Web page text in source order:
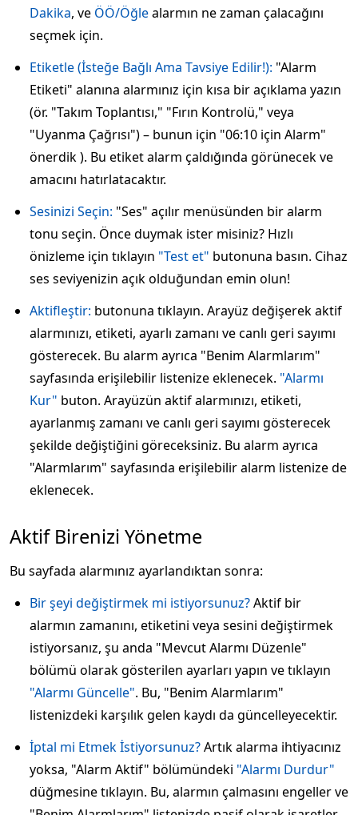
Dakika, ve ÖÖ/Öğlealarmın ne zaman çalacağını
seçmek için.
Etiketle (İsteğe Bağlı Ama Tavsiye Edilir!): "Alarm
Etiketi" alanına alarmınız için kısa bir açıklama yazın
(ör. "Takım Toplantısı," "Fırın Kontrolü," veya
"Uyanma Çağrısı") – bunun için "06:10 için Alarm"
önerdik ). Bu etiket alarm çaldığında görünecek ve
amacını hatırlatacaktır.
Sesinizi Seçin: "Ses" açılır menüsünden bir alarm
tonu seçin. Önce duymak ister misiniz? Hızlı
önizleme için tıklayın "Test et" butonuna basın. Cihaz
ses seviyenizin açık olduğundan emin olun!
Aktifleştir: butonuna tıklayın. Arayüz değişerek aktif
alarmınızı, etiketi, ayarlı zamanı ve canlı geri sayımı
gösterecek. Bu alarm ayrıca "Benim Alarmlarım"
sayfasında erişilebilir listenize eklenecek. "Alarmı
Kur" buton. Arayüzün aktif alarmınızı, etiketi,
ayarlanmış zamanı ve canlı geri sayımı gösterecek
şekilde değiştiğini göreceksiniz. Bu alarm ayrıca
"Alarmlarım" sayfasında erişilebilir alarm listenize de
eklenecek.
Aktif Birenizi Yönetme
Bu sayfada alarmınız ayarlandıktan sonra:
Bir şeyi değiştirmek mi istiyorsunuz?Aktif bir
alarmın zamanını, etiketini veya sesini değiştirmek
istiyorsanız, şu anda "Mevcut Alarmı Düzenle"
bölümü olarak gösterilen ayarları yapın ve tıklayın
"Alarmı Güncelle". Bu, "Benim Alarmlarım"
listenizdeki karşılık gelen kaydı da güncelleyecektir.
İptal mi Etmek İstiyorsunuz?Artık alarma ihtiyacınız
yoksa, "Alarm Aktif" bölümündeki "Alarmı Durdur"
düğmesine tıklayın. Bu, alarmın çalmasını engeller ve